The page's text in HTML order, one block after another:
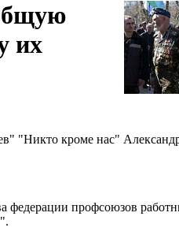
их
"Никто кроме нас"
федерации профсоюзов